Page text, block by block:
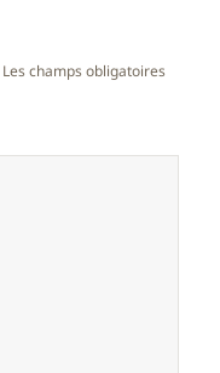
Les champs obligatoires